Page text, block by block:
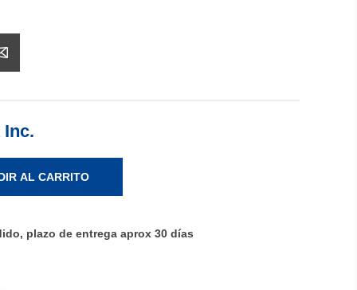
Inc.
AL CARRITO
plazo de entrega aprox 30 días